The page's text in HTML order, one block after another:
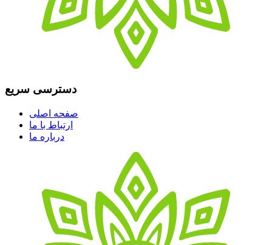
دسترسی سریع
صفحه اصلی
ارتباط با ما
درباره ما